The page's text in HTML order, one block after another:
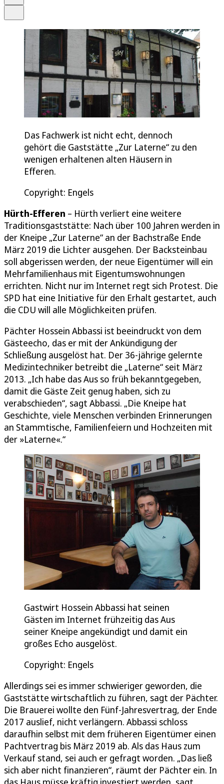
Das Fachwerk ist nicht echt, dennoch
gehört die Gaststätte „Zur Laterne“ zu den
wenigen erhaltenen alten Häusern in
Efferen.
Copyright: Engels
Hürth-Efferen – Hürth verliert eine weitere
Traditionsgaststätte: Nach über 100 Jahren werden in
der Kneipe „Zur Laterne“ an der Bachstraße Ende
März 2019 die Lichter ausgehen. Der Backsteinbau
soll abgerissen werden, der neue Eigentümer will ein
Mehrfamilienhaus mit Eigentumswohnungen
errichten. Nicht nur im Internet regt sich Protest. Die
SPD hat eine Initiative für den Erhalt gestartet, auch
die CDU will alle Möglichkeiten prüfen.
Pächter Hossein Abbassi ist beeindruckt von dem
Gästeecho, das er mit der Ankündigung der
Schließung ausgelöst hat. Der 36-jährige gelernte
Medizintechniker betreibt die „Laterne“ seit März
2013. „Ich habe das Aus so früh bekanntgegeben,
damit die Gäste Zeit genug haben, sich zu
verabschieden“, sagt Abbassi. „Die Kneipe hat
Geschichte, viele Menschen verbinden Erinnerungen
an Stammtische, Familienfeiern und Hochzeiten mit
der »Laterne«.“
Gastwirt Hossein Abbassi hat seinen
Gästen im Internet frühzeitig das Aus
seiner Kneipe angekündigt und damit ein
großes Echo ausgelöst.
Copyright: Engels
Allerdings sei es immer schwieriger geworden, die
Gaststätte wirtschaftlich zu führen, sagt der Pächter.
Die Brauerei wollte den Fünf-Jahresvertrag, der Ende
2017 auslief, nicht verlängern. Abbassi schloss
daraufhin selbst mit dem früheren Eigentümer einen
Pachtvertrag bis März 2019 ab. Als das Haus zum
Verkauf stand, sei auch er gefragt worden. „Das ließ
sich aber nicht finanzieren“, räumt der Pächter ein. In